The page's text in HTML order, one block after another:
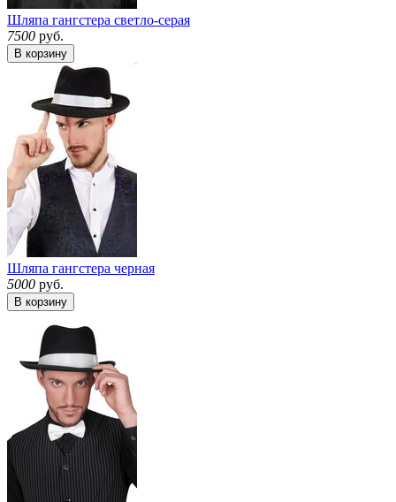
Шляпа гангстера светло-серая
7500 руб.
В корзину
Шляпа гангстера черная
5000 руб.
В корзину